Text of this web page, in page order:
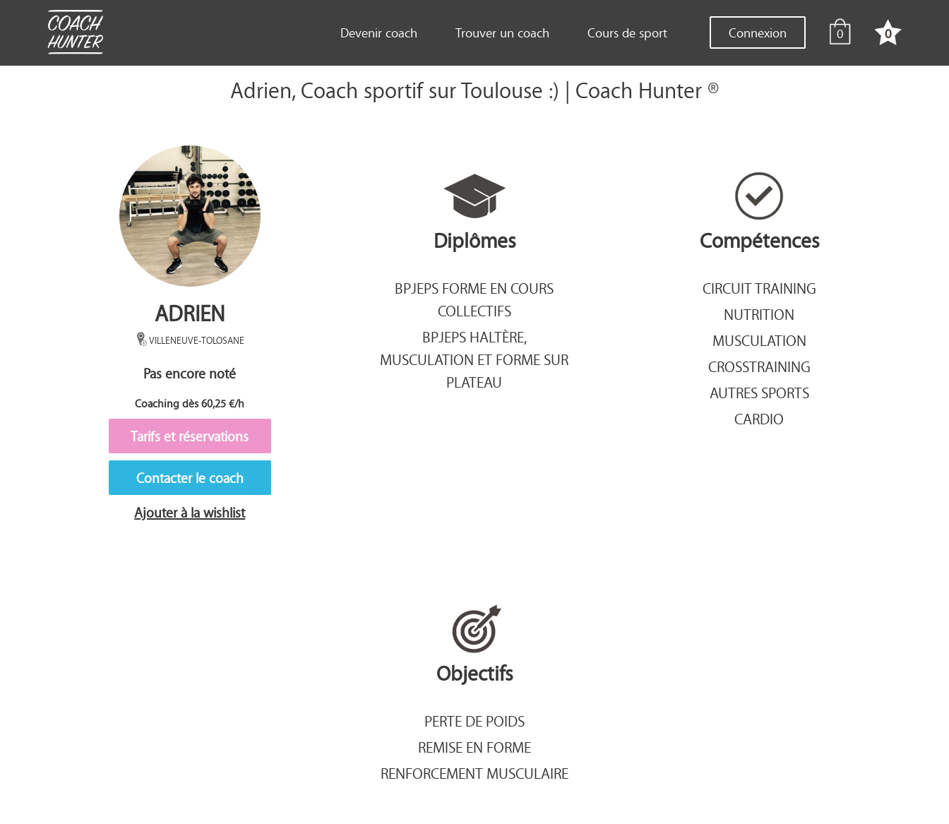
Connexion 0 0
Devenir coach Trouver un coach Cours de sport
Adrien, Coach sportif sur Toulouse :) | Coach Hunter ®
ADRIEN
VILLENEUVE-TOLOSANE
Pas encore noté
Coaching dès 60,25 €/h
Tarifs et réservations
Contacter le coach
Ajouter à la wishlist
Diplômes
BPJEPS FORME EN COURS
COLLECTIFS
BPJEPS HALTÈRE,
MUSCULATION ET FORME SUR
PLATEAU
Compétences
CIRCUIT TRAINING
NUTRITION
MUSCULATION
CROSSTRAINING
AUTRES SPORTS
CARDIO
Objectifs
PERTE DE POIDS
REMISE EN FORME
RENFORCEMENT MUSCULAIRE